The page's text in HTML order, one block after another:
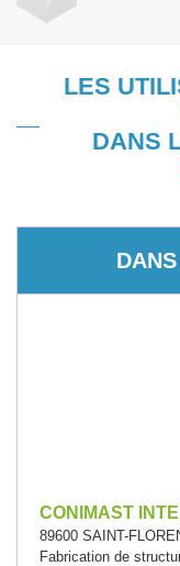
LES
DANS
CONIMAST
89600 SAINT-
Fabrication de